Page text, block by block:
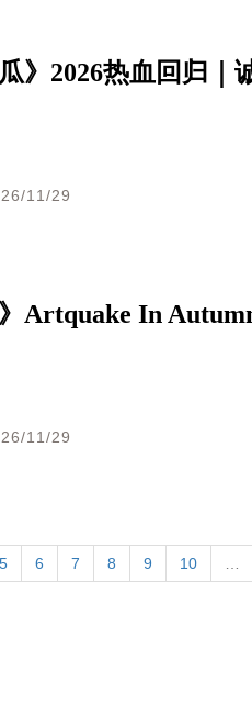
》2026热血回归｜
11/29
》Artquake In
11/29
5 6 7 8 9 10